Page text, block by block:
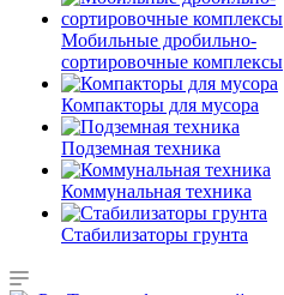
Мобильные дробильно-
сортировочные комплексы
Компакторы для мусора
Подземная техника
Коммунальная техника
Стабилизаторы грунта